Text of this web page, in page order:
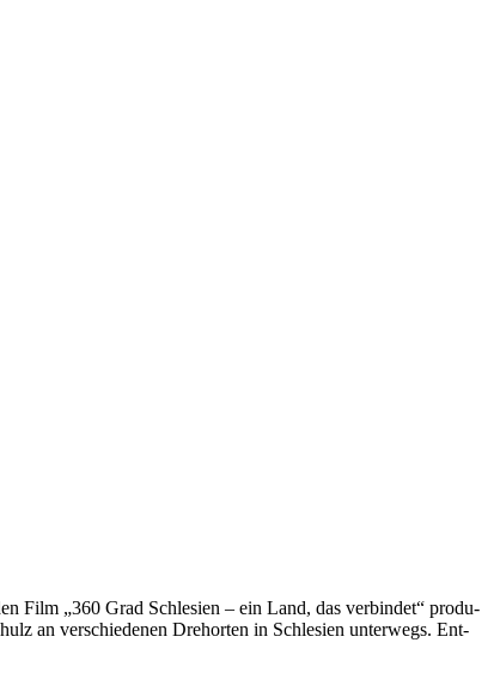
Film „360 Grad Schle­si­en – ein Land, das ver­bin­det“ pro­du­
an ver­schie­de­nen Dreh­or­ten in Schle­si­en unter­wegs. Ent­